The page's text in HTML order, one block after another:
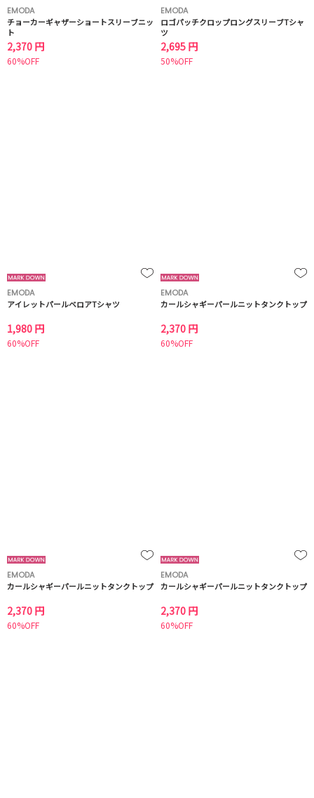
EMODA
チョーカーギャザーショートスリーブニッ
ト
2,370 円
60%OFF
EMODA
ロゴパッチクロップロングスリーブTシャ
ツ
2,695 円
50%OFF
EMODA
アイレットパールベロアTシャツ
1,980 円
60%OFF
EMODA
カールシャギーパールニットタンクトップ
2,370 円
60%OFF
EMODA
カールシャギーパールニットタンクトップ
2,370 円
60%OFF
EMODA
カールシャギーパールニットタンクトップ
2,370 円
60%OFF